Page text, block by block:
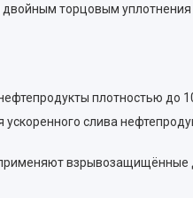
торцовым
плотностью до
слива
взрывозащищённые